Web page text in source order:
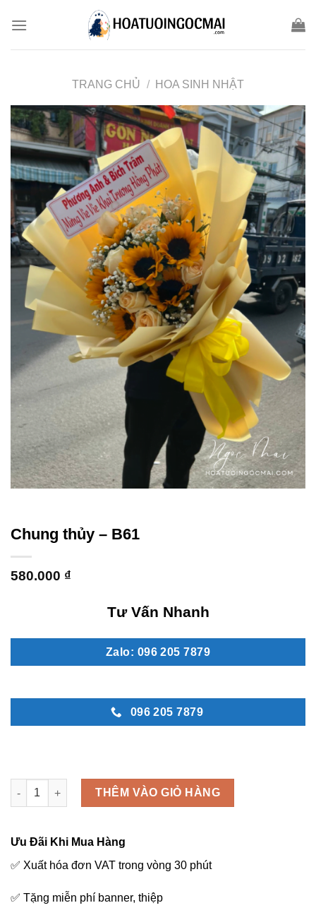
TRANG CHỦ / HOA SINH NHẬT
Chung thủy – B61
580.000 ₫
Tư Vấn Nhanh
Zalo: 096 205 7879
096 205 7879
Chung thủy - B61 số lượng
THÊM VÀO GIỎ HÀNG
Ưu Đãi Khi Mua Hàng
✅ Xuất hóa đơn VAT trong vòng 30 phút
✅ Tặng miễn phí banner, thiệp